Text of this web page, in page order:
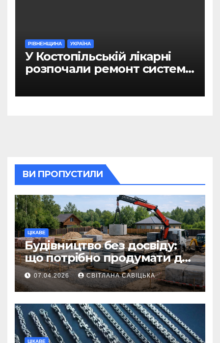
РІВНЕНЩИНА УКРАЇНА
У Костопільській лікарні
розпочали ремонт системи
ВИ ПРОПУСТИЛИ
ЦІКАВЕ
Будівництво без досвіду:
що потрібно продумати до
першої доставки на
ділянку
07.04.2026 СВІТЛАНА САВІЦЬКА
ЦІКАВЕ